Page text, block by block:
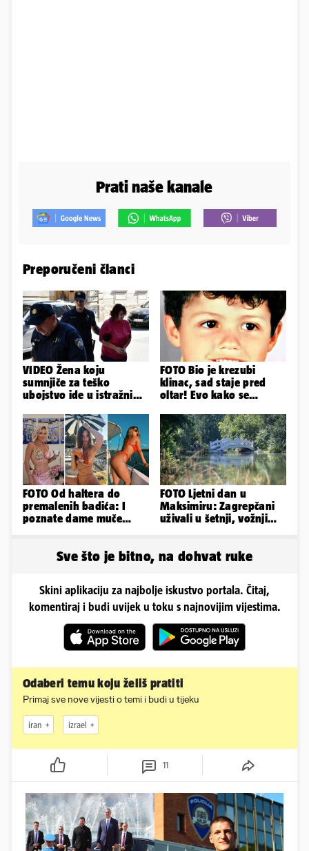
Prati naše kanale
Preporučeni članci
VIDEO Žena koju
sumnjiče za teško
ubojstvo ide u istražni
godina!
FOTO Bio je krezubi
klinac, sad staje pred
oltar! Evo kako se
najvećih...
FOTO Od haltera do
premalenih badića: I
poznate dame muče
FOTO Ljetni dan u
Maksimiru: Zagrepčani
uživali u šetnji, vožnji
Sve što je bitno, na dohvat ruke
Skini aplikaciju za najbolje iskustvo portala. Čitaj,
komentiraj i budi uvijek u toku s najnovijim vijestima.
Odaberi temu koju želiš pratiti
Primaj sve nove vijesti o temi i budi u tijeku
iran izrael
11